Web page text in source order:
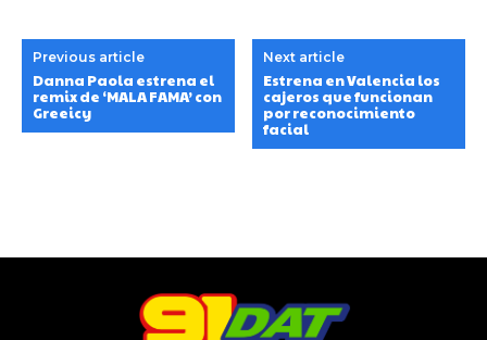
Previous article
Danna Paola estrena el
remix de ‘MALA FAMA’ con
Greeicy
Next article
Estrena en Valencia los
cajeros que funcionan
por reconocimiento
facial